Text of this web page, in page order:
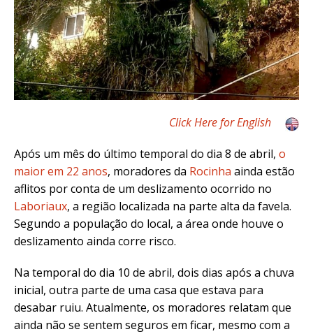
Click Here for English
Após um mês do último temporal do dia 8 de abril, o
maior em 22 anos, moradores da Rocinha ainda estão
aflitos por conta de um deslizamento ocorrido no
Laboriaux, a região localizada na parte alta da favela.
Segundo a população do local, a área onde houve o
deslizamento ainda corre risco.
Na temporal do dia 10 de abril, dois dias após a chuva
inicial, outra parte de uma casa que estava para
desabar ruiu. Atualmente, os moradores relatam que
ainda não se sentem seguros em ficar, mesmo com a